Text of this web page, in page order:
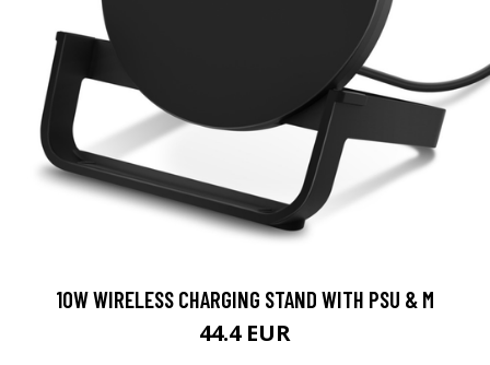
10W WIRELESS CHARGING STAND WITH PSU & M
44.4 EUR